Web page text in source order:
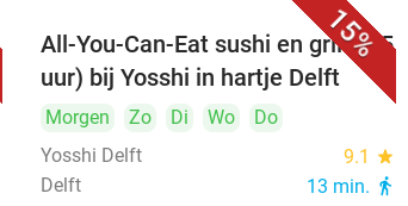
15%
All-You-Can-Eat sushi en grill (2,5
uur) bij Yosshi in hartje Delft
Morgen Zo Di Wo
Do
Yosshi Delft
9.1 star
Delft 13 min. directions_walk